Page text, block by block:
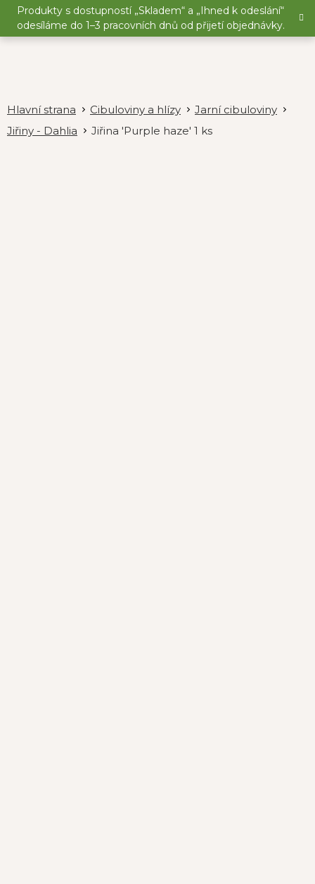
Přejít
obsah
Produkty s dostupností „Skladem“ a „Ihned k odeslání“
odesíláme do 1–3 pracovních dnů od přijetí objednávky.
Cibuloviny a hlízy
Jarní cibuloviny
Jiřiny - Dahlia
Jiřina 'Purple haze' 1 ks